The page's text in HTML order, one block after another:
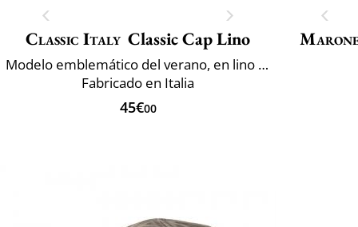
Classic Italy Classic Cap Lino
Modelo emblemático del verano, en lino y algodón
Fabricado en Italia
45€00